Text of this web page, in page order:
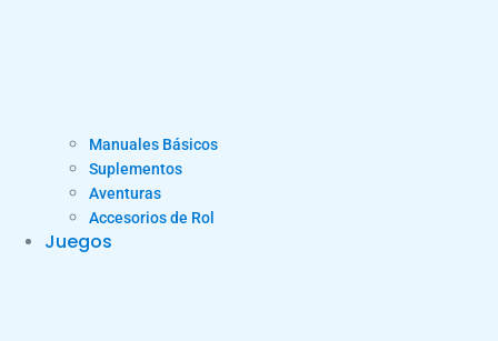
Manuales Básicos
Suplementos
Aventuras
Accesorios de Rol
Juegos